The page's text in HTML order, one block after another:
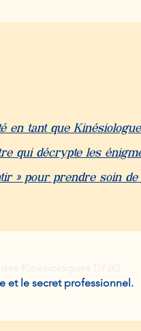
en tant que
qui décrypte les
» pour prendre soin
le secret professionnel.